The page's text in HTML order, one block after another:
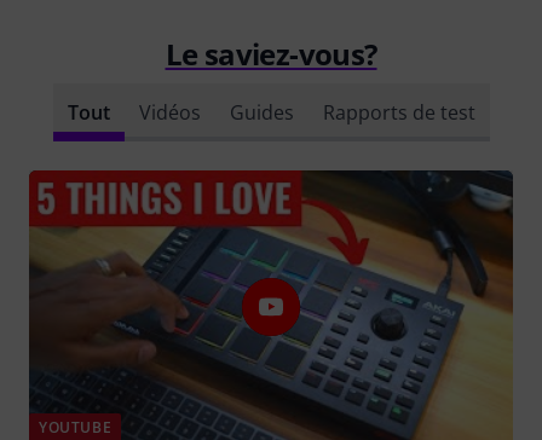
Le saviez-vous?
Tout Vidéos Guides Rapports de test
YOUTUBE